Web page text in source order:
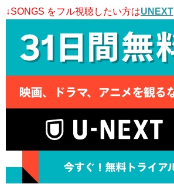
↓SONGS をフル視聴したい方はUNEXT